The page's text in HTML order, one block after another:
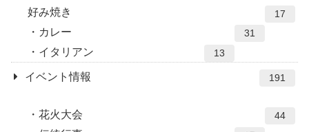
好み焼き
17
カレー 31
イタリアン 13
イベント情報 191
花火大会 44